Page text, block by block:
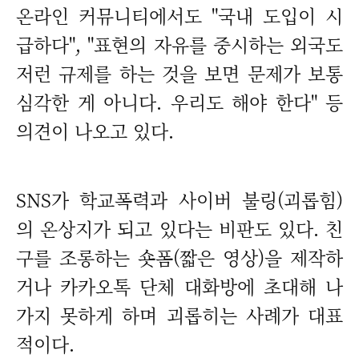
온라인 커뮤니티에서도 "국내 도입이 시
급하다", "표현의 자유를 중시하는 외국도
저런 규제를 하는 것을 보면 문제가 보통
심각한 게 아니다. 우리도 해야 한다" 등
의견이 나오고 있다.
SNS가 학교폭력과 사이버 불링(괴롭힘)
의 온상지가 되고 있다는 비판도 있다. 친
구를 조롱하는 숏폼(짧은 영상)을 제작하
거나 카카오톡 단체 대화방에 초대해 나
가지 못하게 하며 괴롭히는 사례가 대표
적이다.